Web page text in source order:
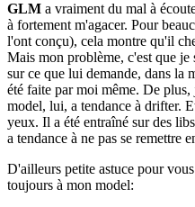
GLM a vraiment du mal à
à fortement m'agacer. Pour
l'ont conçu), cela montre qu'il
Mais mon problème, c'est que
sur ce que lui demande, dans la
été faite par moi même. De
model, lui, a tendance à drifter.
yeux. Il a été entraîné sur des
a tendance à ne pas se remettre
D'ailleurs petite astuce pour
toujours à mon model: